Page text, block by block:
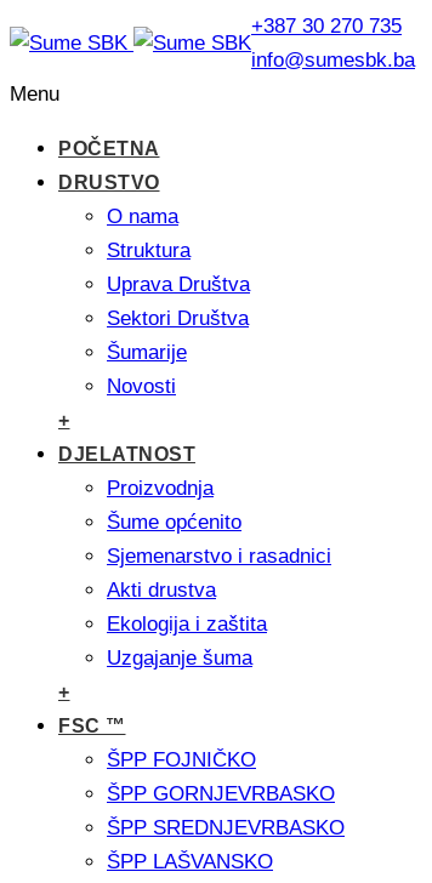
+387 30 270 735
info@sumesbk.ba
Menu
POČETNA
DRUSTVO
O nama
Struktura
Uprava Društva
Sektori Društva
Šumarije
Novosti
+
DJELATNOST
Proizvodnja
Šume općenito
Sjemenarstvo i rasadnici
Akti drustva
Ekologija i zaštita
Uzgajanje šuma
+
FSC ™
ŠPP FOJNIČKO
ŠPP GORNJEVRBASKO
ŠPP SREDNJEVRBASKO
ŠPP LAŠVANSKO